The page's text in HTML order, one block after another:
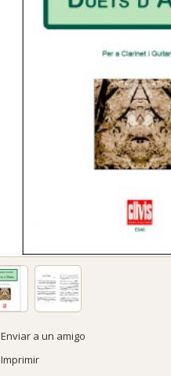
Enviar a un amigo
Imprimir